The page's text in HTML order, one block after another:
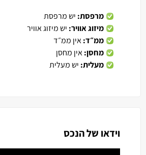
מרפסת: יש מרפסת
מיזוג אוויר: יש מיזוג אוויר
ממ״ד:אין ממ״ד
מחסן:אין מחסן
מעלית: יש מעלית
וידאו של הנכס